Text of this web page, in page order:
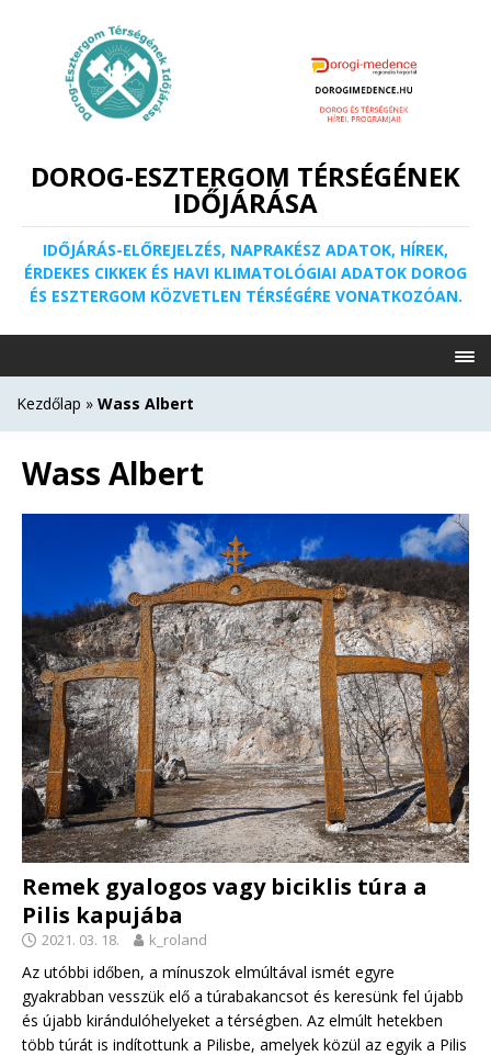
DOROG-ESZTERGOM TÉRSÉGÉNEK
IDŐJÁRÁSA
IDŐJÁRÁS-ELŐREJELZÉS, NAPRAKÉSZ ADATOK, HÍREK,
ÉRDEKES CIKKEK ÉS HAVI KLIMATOLÓGIAI ADATOK DOROG
ÉS ESZTERGOM KÖZVETLEN TÉRSÉGÉRE VONATKOZÓAN.
Kezdőlap » Wass Albert
Wass Albert
Remek gyalogos vagy biciklis túra a
Pilis kapujába
2021. 03. 18. k_roland
Az utóbbi időben, a mínuszok elmúltával ismét egyre
gyakrabban vesszük elő a túrabakancsot és keresünk fel újabb
és újabb kirándulóhelyeket a térségben. Az elmúlt hetekben
több túrát is indítottunk a Pilisbe, amelyek közül az egyik a Pilis